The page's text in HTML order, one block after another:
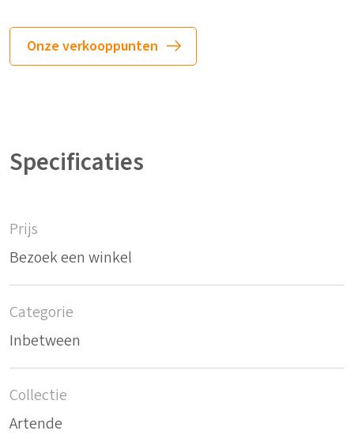
Onze verkooppunten
Specificaties
Prijs
Bezoek een winkel
Categorie
Inbetween
Collectie
Artende